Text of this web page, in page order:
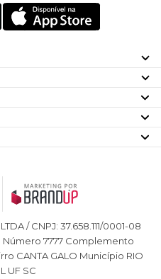
/ CNPJ: 37.658.111/0001-08
Número 7777 Complemento
CANTA GALO Município RIO
UF SC